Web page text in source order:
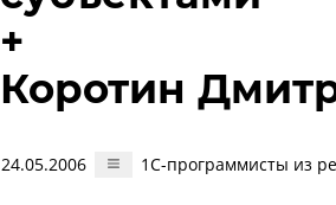
+
Коротин
24.05.2006 1С-программисты из